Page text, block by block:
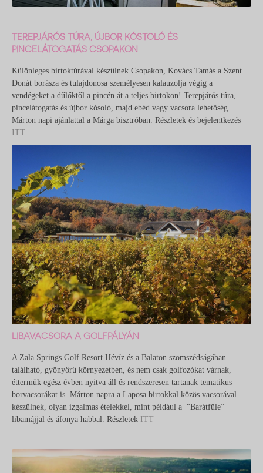
TEREPJÁRÓS TÚRA, ÚJBOR KÓSTOLÓ ÉS
PINCELÁTOGATÁS CSOPAKON
Különleges birtoktúrával készülnek Csopakon, Kovács Tamás a Szent
Donát borásza és tulajdonosa személyesen kalauzolja végig a
vendégeket a dűlőktől a pincén át a teljes birtokon! Terepjárós túra,
pincelátogatás és újbor kósoló, majd ebéd vagy vacsora lehetőség
Márton napi ajánlattal a Márga bisztróban. Részletek és bejelentkezés
ITT
LIBAVACSORA A GOLFPÁLYÁN
A Zala Springs Golf Resort Hévíz és a Balaton szomszédságában
található, gyönyörű környezetben, és nem csak golfozókat várnak,
éttermük egész évben nyitva áll és rendszeresen tartanak tematikus
borvacsorákat is. Márton napra a Laposa birtokkal közös vacsorával
készülnek, olyan izgalmas ételekkel, mint például a “Barátfüle”
libamájjal és áfonya habbal. Részletek ITT